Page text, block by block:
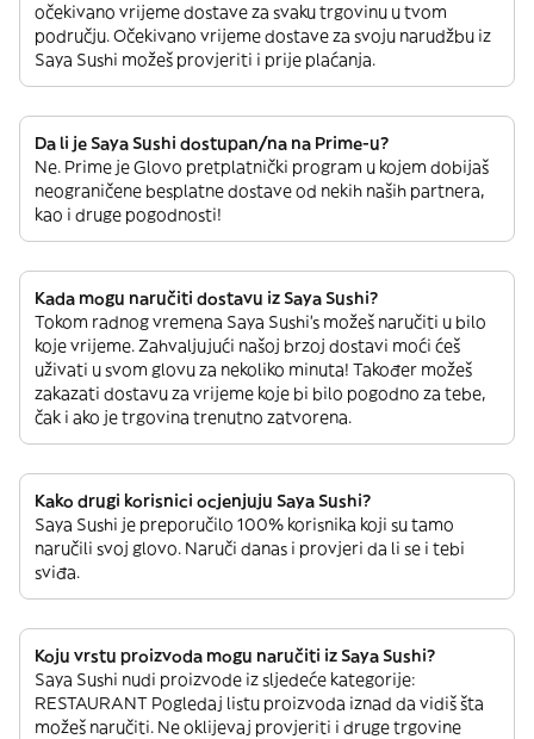
očekivano vrijeme dostave za svaku trgovinu u tvom
području. Očekivano vrijeme dostave za svoju narudžbu iz
Saya Sushi možeš provjeriti i prije plaćanja.
Da li je Saya Sushi dostupan/na na Prime-u?
Ne. Prime je Glovo pretplatnički program u kojem dobijaš
neograničene besplatne dostave od nekih naših partnera,
kao i druge pogodnosti!
Kada mogu naručiti dostavu iz Saya Sushi?
Tokom radnog vremena Saya Sushi’s možeš naručiti u bilo
koje vrijeme. Zahvaljujući našoj brzoj dostavi moći ćeš
uživati u svom glovu za nekoliko minuta! Također možeš
zakazati dostavu za vrijeme koje bi bilo pogodno za tebe,
čak i ako je trgovina trenutno zatvorena.
Kako drugi korisnici ocjenjuju Saya Sushi?
Saya Sushi je preporučilo 100% korisnika koji su tamo
naručili svoj glovo. Naruči danas i provjeri da li se i tebi
sviđa.
Koju vrstu proizvoda mogu naručiti iz Saya Sushi?
Saya Sushi nudi proizvode iz sljedeće kategorije:
RESTAURANT Pogledaj listu proizvoda iznad da vidiš šta
možeš naručiti. Ne oklijevaj provjeriti i druge trgovine